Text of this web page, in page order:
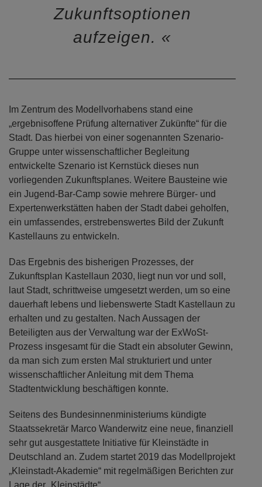
Zukunftsoptionen
aufzeigen.
Im Zentrum des Modellvorhabens stand eine
„ergebnisoffene Prüfung alternativer Zukünfte“ für die
Stadt. Das hierbei von einer sogenannten Szenario-
Gruppe unter wissenschaftlicher Begleitung
entwickelte Szenario ist Kernstück dieses nun
vorliegenden Zukunftsplanes. Weitere Bausteine wie
ein Jugend-Bar-Camp sowie mehrere Bürger- und
Expertenwerkstätten haben der Stadt dabei geholfen,
ein umfassendes, erstrebenswertes Bild der Zukunft
Kastellauns zu entwickeln.
Das Ergebnis des bisherigen Prozesses, der
Zukunftsplan Kastellaun 2030, liegt nun vor und soll,
laut Stadt, schrittweise umgesetzt werden, um so eine
dauerhaft lebens und liebenswerte Stadt Kastellaun zu
erhalten und zu gestalten. Nach Aussagen der
Beteiligten aus der Verwaltung war der ExWoSt-
Prozess insgesamt für die Stadt ein absoluter Gewinn,
da man sich zum ersten Mal strukturiert und unter
wissenschaftlicher Anleitung mit dem Thema
Stadtentwicklung beschäftigen konnte.
Seitens des Bundesinnenministeriums kündigte
Staatssekretär Marco Wanderwitz eine neue, finanziell
sehr gut ausgestattete Initiative für Kleinstädte in
Deutschland an. Zudem startet 2019 das Modellprojekt
„Kleinstadt-Akademie“ mit regelmäßigen Berichten zur
Lage der „Kleinstädte“.